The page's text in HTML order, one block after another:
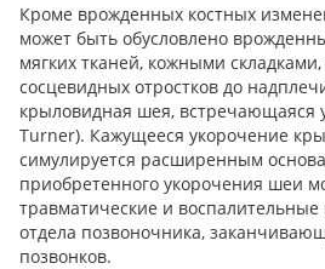
Кроме врожденных костных
может быть обусловлено
мягких тканей, кожными
сосцевидных отростков до
крыловидная шея,
Turner). Кажущееся укорочение
симулируется расширенным
приобретенного укорочения шеи
травматические и
отдела позвоночника,
позвонков.